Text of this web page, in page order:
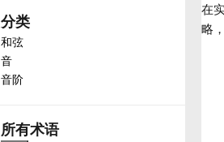
Deutsch
Español
分类
和弦
音
音阶
所有术语
在
略